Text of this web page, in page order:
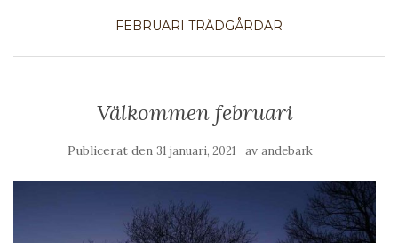
FEBRUARI TRÄDGÅRDAR
Välkommen februari
Publicerat den 31 januari, 2021 av andebark